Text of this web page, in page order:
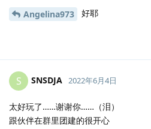
Angelina973 好耶
S SNSDJA 2022年6月4日
太好玩了……谢谢你……（泪）
跟伙伴在群里团建的很开心